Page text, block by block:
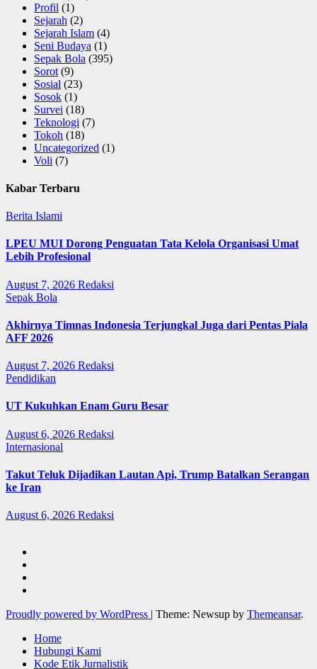
Profil (1)
Sejarah (2)
Sejarah Islam (4)
Seni Budaya (1)
Sepak Bola (395)
Sorot (9)
Sosial (23)
Sosok (1)
Survei (18)
Teknologi (7)
Tokoh (18)
Uncategorized (1)
Voli (7)
Kabar Terbaru
Berita Islami
LPEU MUI Dorong Penguatan Tata Kelola Organisasi Umat
Lebih Profesional
August 7, 2026 Redaksi
Sepak Bola
Akhirnya Timnas Indonesia Terjungkal Juga dari Pentas Piala
AFF 2026
August 7, 2026 Redaksi
Pendidikan
UT Kukuhkan Enam Guru Besar
August 6, 2026 Redaksi
Internasional
Takut Teluk Dijadikan Lautan Api, Trump Batalkan Serangan
ke Iran
August 6, 2026 Redaksi
Proudly powered by WordPress | Theme: Newsup by Themeansar.
Home
Hubungi Kami
Kode Etik Jurnalistik